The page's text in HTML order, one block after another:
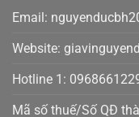
Email:
Website:
Hotline 1:
Mã số thuế/Số QĐ